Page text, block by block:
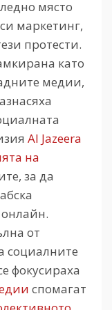
място
маркетинг,
протести.
като
медии,
Al Jazeera
на
за да
от
социалните
фокусираха
спомагат